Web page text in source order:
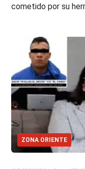
cometido por su
ZONA ORIENTE